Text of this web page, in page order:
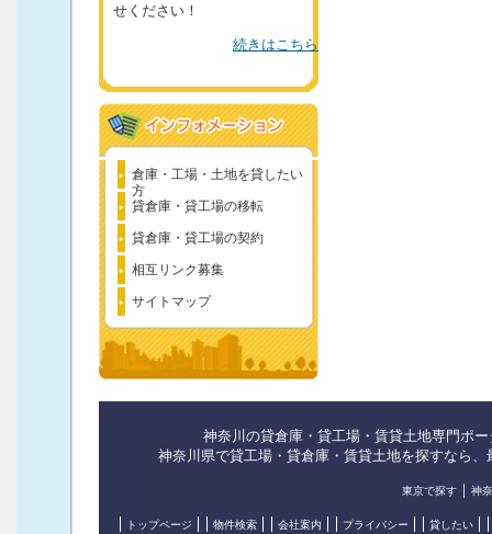
せください！
続きはこちら
倉庫・工場・土地を貸したい
方
貸倉庫・貸工場の移転
貸倉庫・貸工場の契約
相互リンク募集
サイトマップ
神奈川の貸倉庫・貸工場・賃貸土地専門ポ
神奈川県で貸工場・貸倉庫・賃貸土地を探すなら
東京で探す｜ 神
トップページ 物件検索 会社案内 プライバシー 貸したい